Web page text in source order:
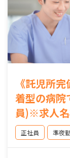
《託児所
着型の病院
員)※求人
正社員 準夜